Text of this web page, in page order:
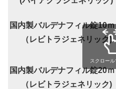
国内製バルデナフィル錠10
（レビトラジェネリック)
国内製バルデナフィル錠20
（レビトラジェネリック)
スクロー